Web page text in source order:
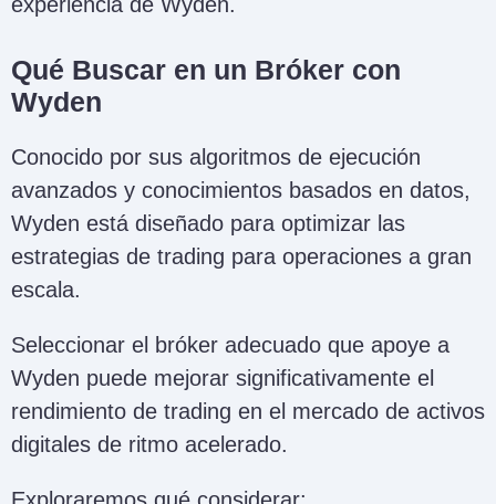
Qué Buscar en un Bróker con
Wyden
Conocido por sus algoritmos de ejecución
avanzados y conocimientos basados en datos,
Wyden está diseñado para optimizar las
estrategias de trading para operaciones a gran
escala.
Seleccionar el bróker adecuado que apoye a
Wyden puede mejorar significativamente el
rendimiento de trading en el mercado de activos
digitales de ritmo acelerado.